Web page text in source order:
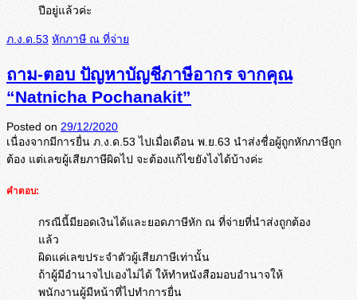
ปีอยู่แล้วค่ะ
ภ.ง.ด.53 หักภาษี ณ ที่จ่าย
ถาม-ตอบ ปัญหาบัญชีภาษีอากร จากคุณ
“Natnicha Pochanakit”
Posted on 29/12/2020
เนื่องจากมีการยื่น ภ.ง.ด.53 ไปเมื่อเดือน พ.ย.63 นำส่งชื่อผู้ถูกหักภาษีถูก
ต้อง แต่เลขผู้เสียภาษีผิดไป จะต้องแก้ไขยังไงได้บ้างค่ะ
คำตอบ:
กรณีนี้มียอดเงินได้และยอดภาษีหัก ณ ที่จ่ายที่นำส่งถูกต้อง
แล้ว
ผิดแค่เลขประจำตัวผู้เสียภาษีเท่านั้น
ถ้าผู้มีอำนาจไปเองไม่ได้ ให้ทำหนังสือมอบอำนาจให้
พนักงานผู้มีหน้าที่ไปทำการยื่น